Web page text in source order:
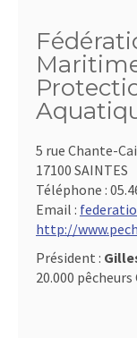
5 rue Chante-
17100 SAINTES
Téléphone :
Email :
http://
Président :
20.000